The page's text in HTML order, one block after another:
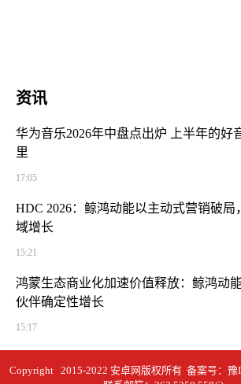
资讯
华为音乐2026年中盘点出炉 上半年的好
里
17:05
HDC 2026：鲸鸿动能以主动式营销破局
域增长
15:21
鸿蒙生态商业化加速价值释放：鲸鸿动
伙伴确定性增长
15:17
Copyright 2015-2022 安卓网版权所有 备案号： 豫